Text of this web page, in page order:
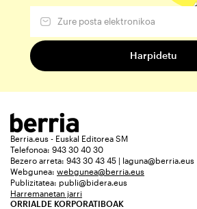
Berria.eus - Euskal Editorea SM
Telefonoa: 943 30 40 30
Bezero arreta: 943 30 43 45 | laguna@berria.eus
Webgunea: webgunea@berria.eus
Publizitatea: publi@bidera.eus
Harremanetan jarri
ORRIALDE KORPORATIBOAK